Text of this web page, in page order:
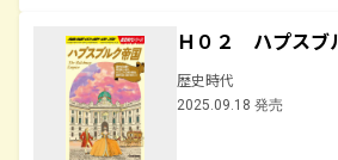
Ｈ０２ ハプスブ
歴史時代
2025.09.18 発売